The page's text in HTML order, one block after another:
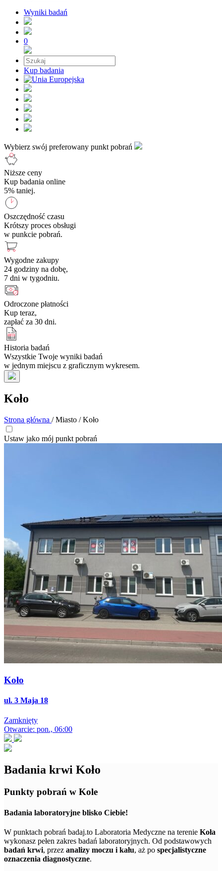
Wyniki badań
0
Kup badania
Wybierz swój preferowany punkt pobrań
Niższe ceny
Kup badania online
5% taniej.
Oszczędność czasu
Krótszy proces obsługi
w punkcie pobrań.
Wygodne zakupy
24 godziny na dobę,
7 dni w tygodniu.
Odroczone płatności
Kup teraz,
zapłać za 30 dni.
Historia badań
Wszystkie Twoje wyniki badań
w jednym miejscu z graficznym wykresem.
Koło
Strona główna / Miasto / Koło
Ustaw jako mój punkt pobrań
Koło
ul. 3 Maja 18
Zamknięty
Otwarcie: pon., 06:00
Badania krwi Koło
Punkty pobrań w Kole
Badania laboratoryjne blisko Ciebie!
W punktach pobrań badaj.to Laboratoria Medyczne na terenie Koła
wykonasz pełen zakres badań laboratoryjnych. Od podstawowych
badań krwi, przez analizy moczu i kału, aż po specjalistyczne
oznaczenia diagnostyczne.